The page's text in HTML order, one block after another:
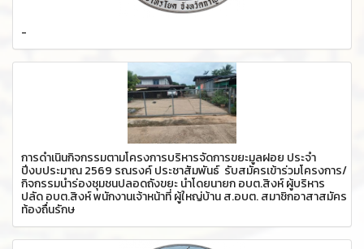
-
การดำเนินกิจกรรมตามโครงการบริหารจัดการขยะมูลฝอย ประจำ
ปีงบประมาณ 2569 รณรงค์ ประชาสัมพันธ์ รับสมัครเข้าร่วมโครงการ/
กิจกรรมนำร่องชุมชนปลอดถังขยะ นำโดยนายก อบต.สิงห์ ผู้บริหาร
ปลัด อบต.สิงห์ พนักงานเจ้าหน้าที่ ผู้ใหญ่บ้าน ส.อบต. สมาชิกอาสาสมัคร
ท้องถื่นรักษ